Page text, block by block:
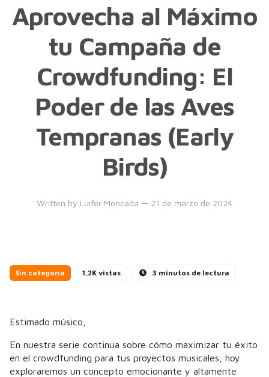
Aprovecha al Máximo
tu Campaña de
Crowdfunding: El
Poder de las Aves
Tempranas (Early
Birds)
Written by Luifer Moncada — 21 de marzo de 2024
Sin categoría 1,2K vistas 3 minutos de lectura
Estimado músico,
En nuestra serie continua sobre cómo maximizar tu éxito
en el crowdfunding para tus proyectos musicales, hoy
exploraremos un concepto emocionante y altamente